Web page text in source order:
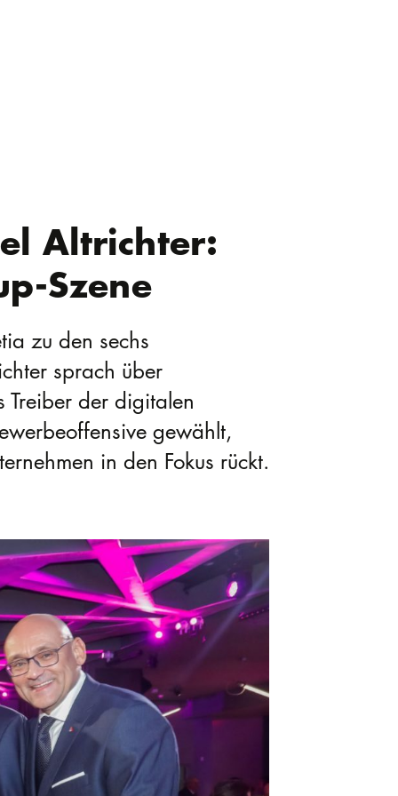
Altrichter:
Szene
zu den sechs
sprach über
Treiber der digitalen
gewählt,
in den Fokus rückt.